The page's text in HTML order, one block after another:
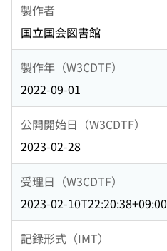
製作者
国立国会図書館
製作年（W3CDTF）
2022-09-01
公開開始日（W3CDTF）
2023-02-28
受理日（W3CDTF）
2023-02-10T22:20:38+09:00
記録形式（IMT）